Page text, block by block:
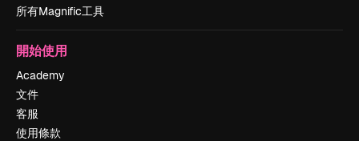
所有Magnific工具
開始使用
Academy
文件
客服
使用條款